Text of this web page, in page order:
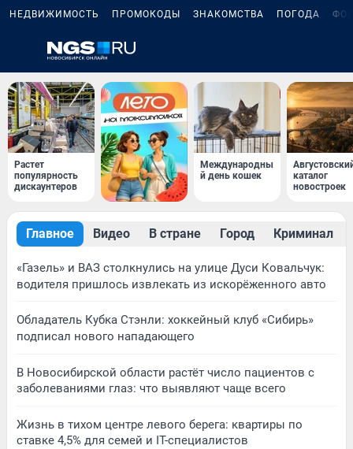
НЕДВИЖИМОСТЬ ПРОМОКОДЫ ЗНАКОМСТВА ПОГОДА
Растет
популярность
дискаунтеров
Международны
й день кошек
каталог
новостроек
Главное Видео В стране Город Криминал
«Газель» и ВАЗ столкнулись на улице Дуси Ковальчук:
водителя пришлось извлекать из искорёженного авто
Обладатель Кубка Стэнли: хоккейный клуб «Сибирь»
подписал нового нападающего
В Новосибирской области растёт число пациентов с
заболеваниями глаз: что выявляют чаще всего
Жизнь в тихом центре левого берега: квартиры по
ставке 4,5% для семей и IT-специалистов